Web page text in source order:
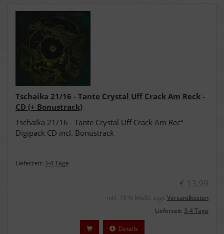
Tschaika 21/16 - Tante Crystal Uff Crack Am Reck -
CD (+ Bonustrack)
Tschaika 21/16 - Tante Crystal Uff Crack Am Rec“ -
Digipack CD incl. Bonustrack
Lieferzeit: 3-4 Tage
€ 13,99
inkl. 19 % MwSt. zzgl. Versandkosten
Lieferzeit: 3-4 Tage
Details